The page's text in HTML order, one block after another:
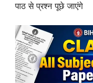
पाठ से प्रश्न पूछे जाएंगे